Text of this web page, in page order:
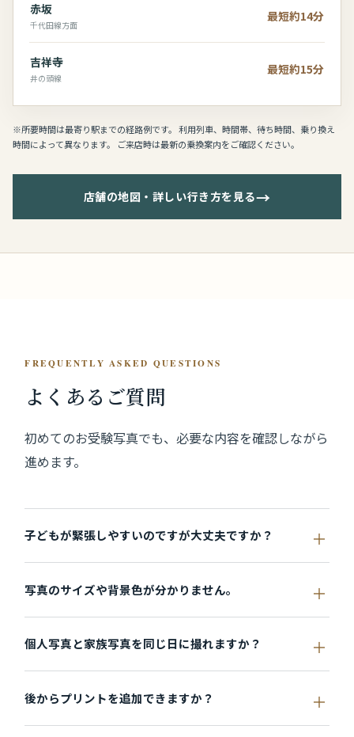
赤坂
千代田線方面
最短約14分
吉祥寺
井の頭線
最短約15分
※所要時間は最寄り駅までの経路例です。 利用列車、時間帯、待ち時間、乗り換え
時間によって異なります。 ご来店時は最新の乗換案内をご確認ください。
店舗の地図・詳しい行き方を見る→
FREQUENTLY ASKED QUESTIONS
よくあるご質問
初めてのお受験写真でも、必要な内容を確認しながら
進めます。
子どもが緊張しやすいのですが大丈夫ですか？
写真のサイズや背景色が分かりません。
個人写真と家族写真を同じ日に撮れますか？
後からプリントを追加できますか？